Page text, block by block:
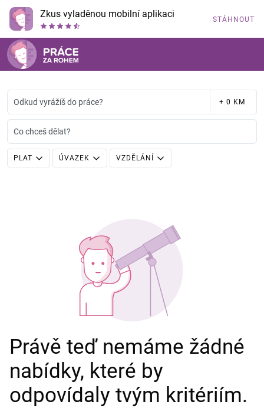
Zkus vyladěnou mobilní aplikaci STÁHNOUT
Odkud vyrážíš do práce? + 0 KM
Co chceš dělat?
PLAT ÚVAZEK VZDĚLÁNÍ
Právě teď nemáme žádné
nabídky, které by
odpovídaly tvým kritériím.